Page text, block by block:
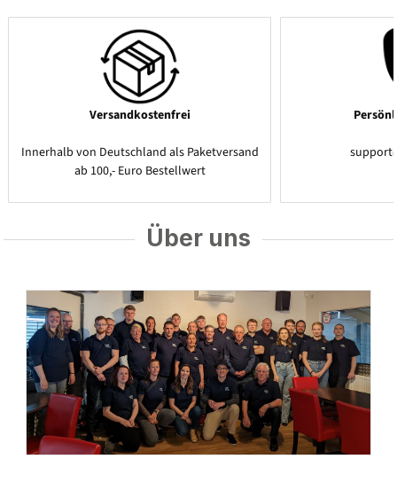
Versandkostenfrei
Innerhalb von Deutschland als Paketversand
ab 100,- Euro Bestellwert
Über uns